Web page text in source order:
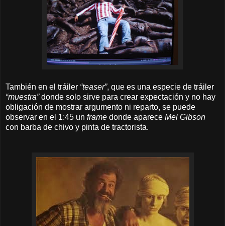
También en el tráiler “teaser”, que es una especie de tráiler
“muestra”donde solo sirve para crear expectación y no hay
obligación de mostrar argumento ni reparto, se puede
observar en el 1:45 un frame donde aparece Mel Gibson
con barba de chivo y pinta de tractorista.